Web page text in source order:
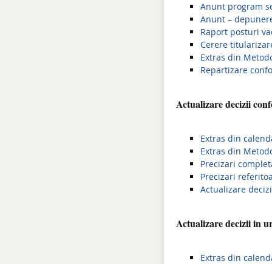
Anunt program
Anunt –
Raport posturi
Cerere
Extras din
Repartizare
Actualizare decizii
Extras din
Extras din
Precizari
Precizari
Actualizare
Actualizare decizii in
Extras din